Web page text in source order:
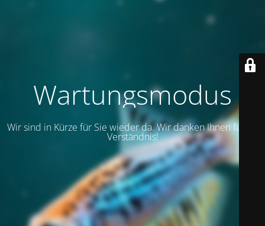
Wartungsmodus
Wir sind in Kürze für Sie wieder da. Wir danken Ihnen für Ihr
Verständnis!